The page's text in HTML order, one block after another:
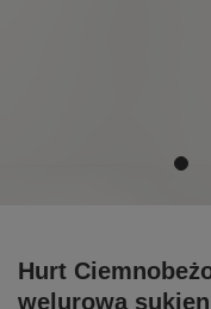
Hurt
welurowa